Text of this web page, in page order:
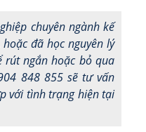
chuyên ngành kế
đã học nguyên lý
rút ngắn hoặc bỏ qua
848 855 sẽ tư vấn
với tình trạng hiện tại